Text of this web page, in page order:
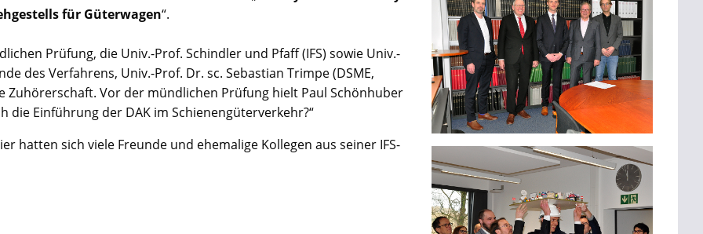
für Güterwagen“.
Prüfung, die Univ.-Prof. Schindler und Pfaff (IFS) sowie Univ.-
des Verfahrens, Univ.-Prof. Dr. sc. Sebastian Trimpe (DSME,
Zuhörerschaft. Vor der mündlichen Prüfung hielt Paul Schönhuber
Einführung der DAK im Schienengüterverkehr?“
hatten sich viele Freunde und ehemalige Kollegen aus seiner IFS-